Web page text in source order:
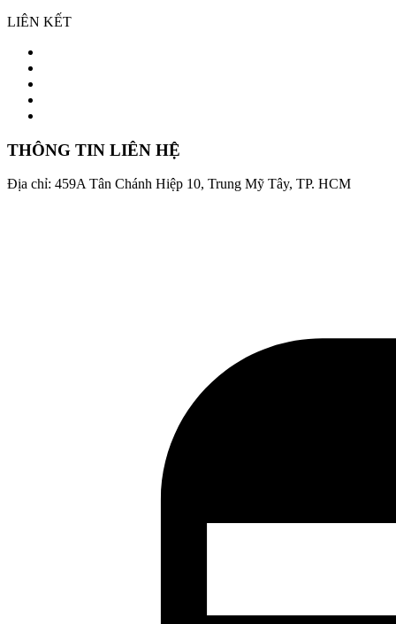
LIÊN KẾT
THÔNG TIN LIÊN HỆ
Địa chỉ: 459A Tân Chánh Hiệp 10, Trung Mỹ Tây, TP. HCM